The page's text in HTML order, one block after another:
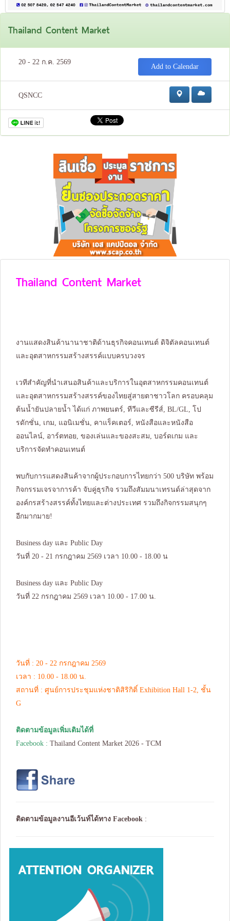
Thailand Content Market
20 - 22 ก.ค. 2569
Add to Calendar
QSNCC
Thailand Content Market
งานแสดงสินค้านานาชาติด้านธุรกิจคอนเทนต์ ดิจิตัลคอนเทนต์
และอุตสาหกรรมสร้างสรรค์แบบครบวงจร
เวทีสำคัญที่นำเสนอสินค้าและบริการในอุตสาหกรรมคอนเทนต์
และอุตสาหกรรมสร้างสรรค์ของไทยสู่สายตาชาวโลก ครอบคลุม
ต้นน้ำยันปลายน้ำ ได้แก่ ภาพยนตร์, ทีวีและซีรีส์, BL/GL, โป
รดักชั่น, เกม, แอนิเมชั่น, คาแร็คเตอร์, หนังสือและหนังสือ
ออนไลน์, อาร์ตทอย, ของเล่นและของสะสม, บอร์ดเกม และ
บริการจัดทำคอนเทนต์
พบกับการแสดงสินค้าจากผู้ประกอบการไทยกว่า 500 บริษัท พร้อม
กิจกรรมเจรจาการค้า จับคู่ธุรกิจ รวมถึงสัมมนาเทรนด์ล่าสุดจาก
องค์กรสร้างสรรค์ทั้งไทยและต่างประเทศ รวมถึงกิจกรรมสนุกๆ
อีกมากมาย!
Business day และ Public Day
วันที่ 20 - 21 กรกฎาคม 2569 เวลา 10.00 - 18.00 น
Business day และ Public Day
วันที่ 22 กรกฎาคม 2569 เวลา 10.00 - 17.00 น.
วันที่ : 20 - 22 กรกฎาคม 2569
เวลา : 10.00 - 18.00 น.
สถานที่ : ศูนย์การประชุมแห่งชาติสิริกิติ์ Exhibition Hall 1-2, ชั้น
G
ติดตามข้อมูลเพิ่มเติมได้ที่
Facebook : Thailand Content Market 2026 - TCM
ติดตามข้อมูลงานอีเว้นท์ได้ทาง Facebook :